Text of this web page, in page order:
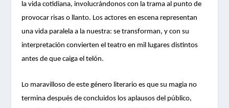
la vida cotidiana, involucrándonos con la trama al punto de
provocar risas o llanto. Los actores en escena representan
una vida paralela a la nuestra: se transforman, y con su
interpretación convierten el teatro en mil lugares distintos
antes de que caiga el telón.
Lo maravilloso de este género literario es que su magia no
termina después de concluidos los aplausos del público,